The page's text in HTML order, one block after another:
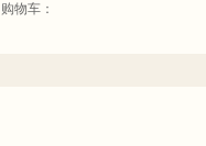
购物车：